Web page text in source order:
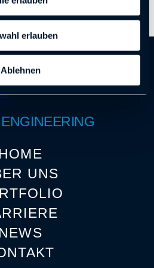
erlauben
Ablehnen
UNS